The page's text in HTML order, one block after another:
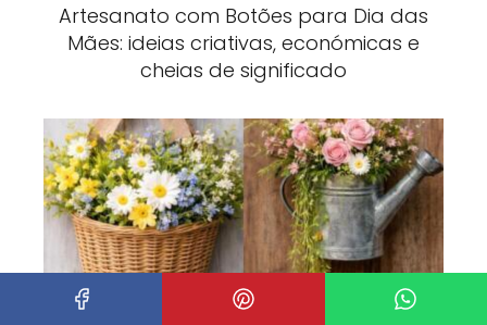
Artesanato com Botões para Dia das
Mães: ideias criativas, económicas e
cheias de significado
Ideias Alegres para Pendurar nas